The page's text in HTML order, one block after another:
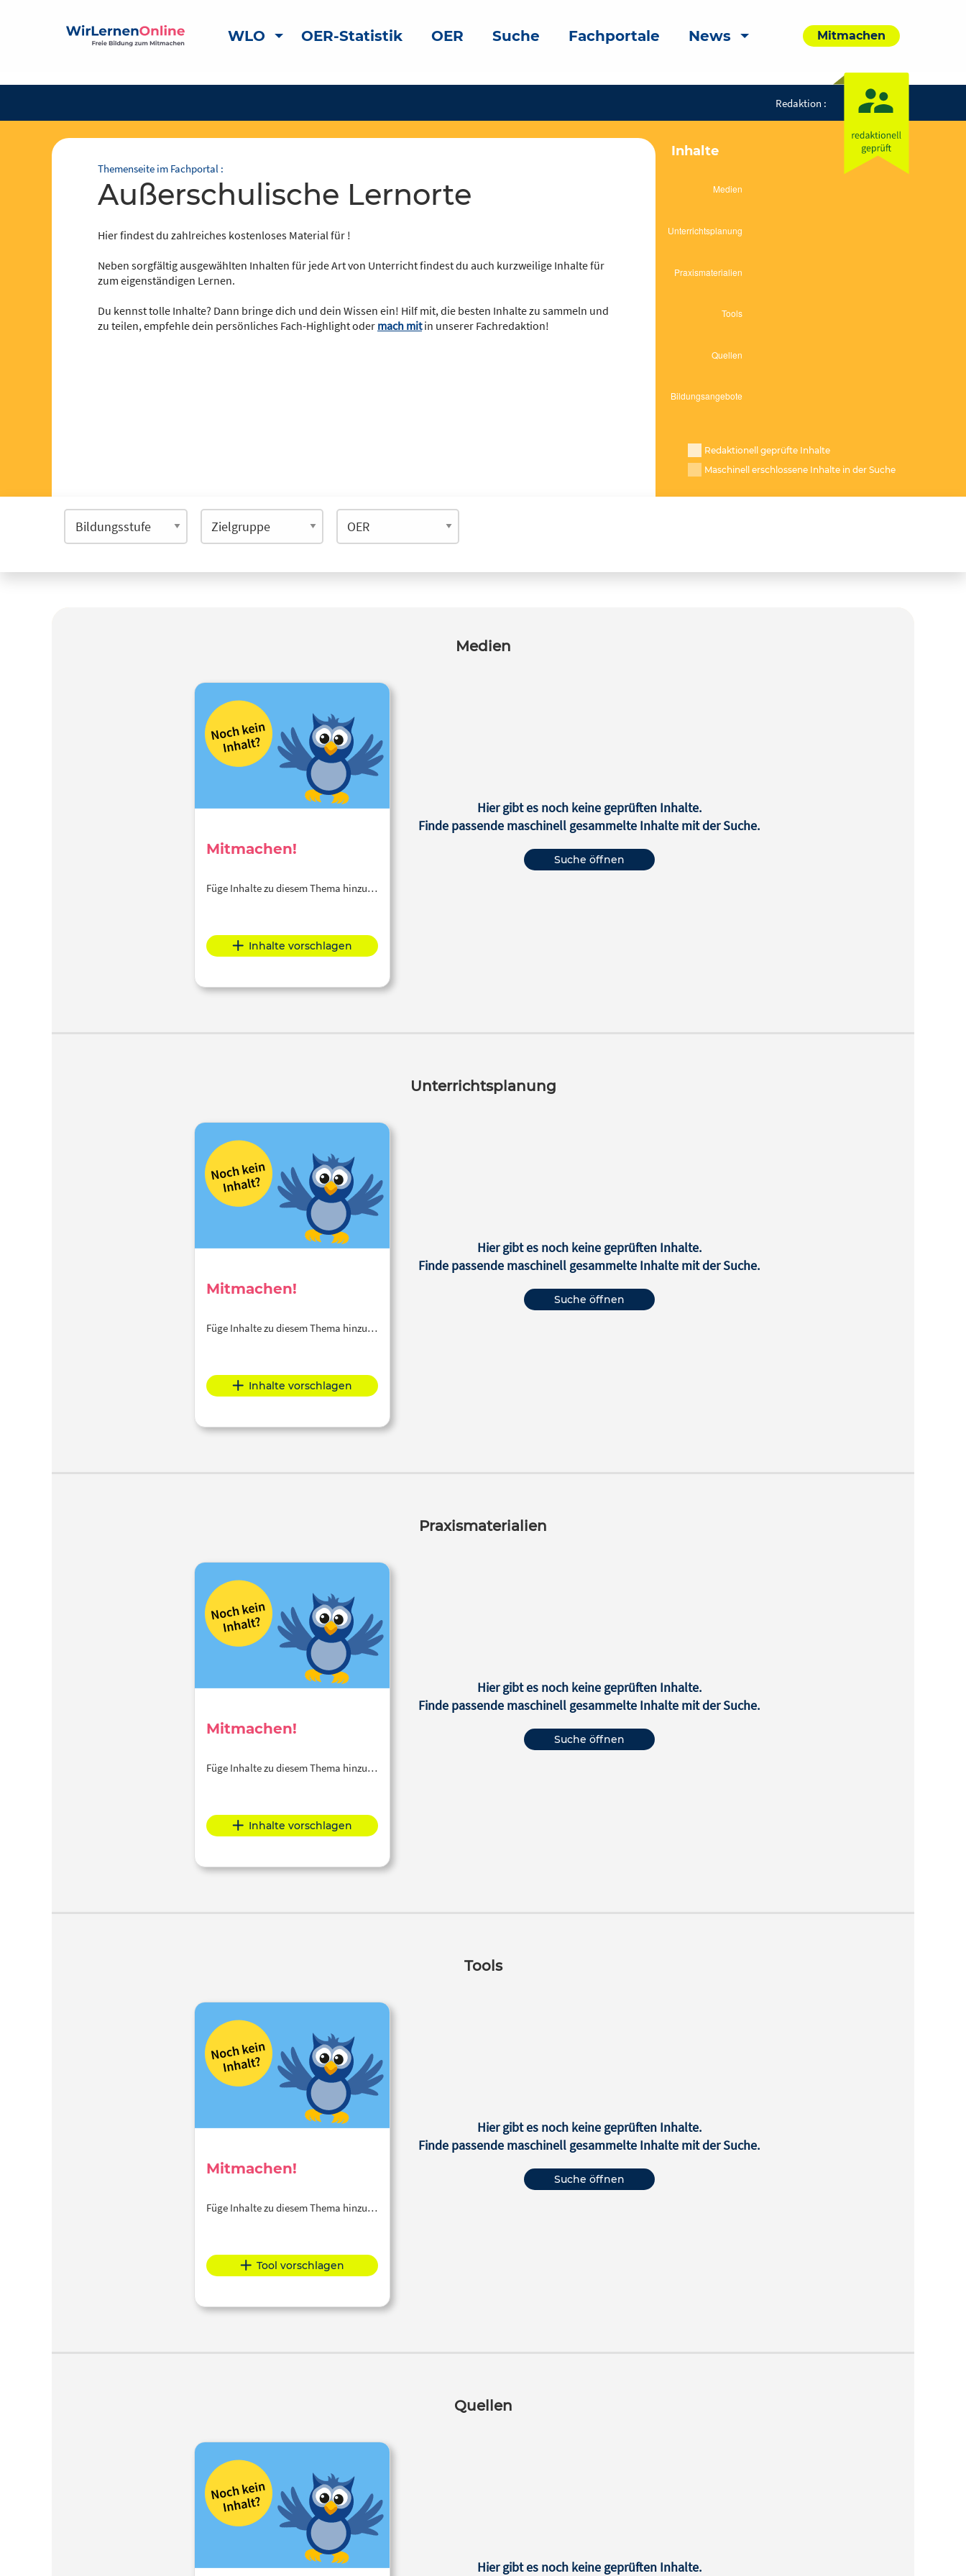
WLO OER-Statistik OER Suche Fachportale News Mitmachen
Redaktion :
Themenseite im Fachportal :
außerschulische Lernorte
Hier findest du zahlreiches kostenloses Material für !
Neben sorgfältig ausgewählten Inhalten für jede Art von Unterricht findest du auch kurzweilige Inhalte für
zum eigenständigen Lernen.
Du kennst tolle Inhalte? Dann bringe dich und dein Wissen ein! Hilf mit, die besten Inhalte zu sammeln und
zu teilen, empfehle dein persönliches Fach-Highlight oder mach mitin unserer Fachredaktion!
Inhalte
Redaktionell geprüfte Inhalte
Maschinell erschlossene Inhalte in der Suche
Medien
Mitmachen!
Füge Inhalte zu diesem Thema hinzu…
Inhalte vorschlagen
Hier gibt es noch keine geprüften Inhalte.
Finde passende maschinell gesammelte Inhalte mit der Suche.
Suche öffnen
Unterrichtsplanung
Mitmachen!
Füge Inhalte zu diesem Thema hinzu…
Inhalte vorschlagen
Hier gibt es noch keine geprüften Inhalte.
Finde passende maschinell gesammelte Inhalte mit der Suche.
Suche öffnen
Praxismaterialien
Mitmachen!
Füge Inhalte zu diesem Thema hinzu…
Inhalte vorschlagen
Hier gibt es noch keine geprüften Inhalte.
Finde passende maschinell gesammelte Inhalte mit der Suche.
Suche öffnen
Tools
Mitmachen!
Füge Inhalte zu diesem Thema hinzu…
Tool vorschlagen
Hier gibt es noch keine geprüften Inhalte.
Finde passende maschinell gesammelte Inhalte mit der Suche.
Suche öffnen
Quellen
Hier gibt es noch keine geprüften Inhalte.